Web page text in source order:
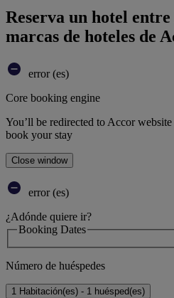
Reserva un hotel entre
marcas de hoteles de
error (es)
Core booking engine
You’ll be redirected to Accor
book your stay
Close window
error (es)
¿Adónde quiere ir?
Booking Dates
Número de huéspedes
1 Habitación(es) - 1 huésped(es)